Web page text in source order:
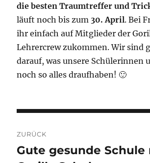
die besten Traumtreffer und
läuft noch bis zum 30. April. Bei
ihr einfach auf Mitglieder der
Lehrercrew zukommen. Wir sind
darauf, was unsere Schülerinnen
noch so alles draufhaben! 🙂
ZURÜCK
Vorheriger
Gute gesunde Schule